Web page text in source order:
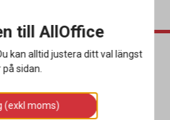
till AllOffice
kan alltid justera ditt val längst
på sidan.
(exkl moms)